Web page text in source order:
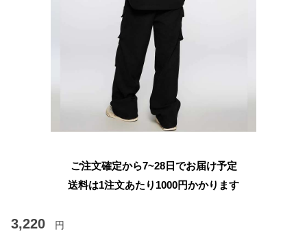
ご注文確定から7~28日でお届け予定
送料は1注文あたり 1000円かかります
3,220 円